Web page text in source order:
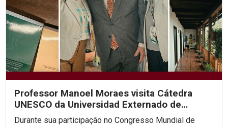
Professor Manoel Moraes visita Cátedra
UNESCO da Universidad Externado de
Colombia
Durante sua participação no Congresso Mundial de